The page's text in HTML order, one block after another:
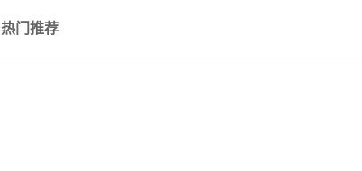
热门推荐